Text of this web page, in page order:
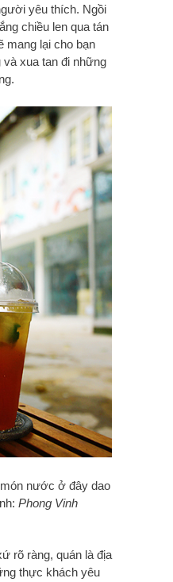
yêu thích. Ngồi
chiều len qua tán
mang lại cho bạn
xua tan đi những
nước ở đây dao
Phong Vinh
rõ ràng, quán là địa
thực khách yêu